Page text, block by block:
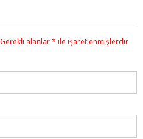
Gerekli alanlar* ile işaretlenmişlerdir